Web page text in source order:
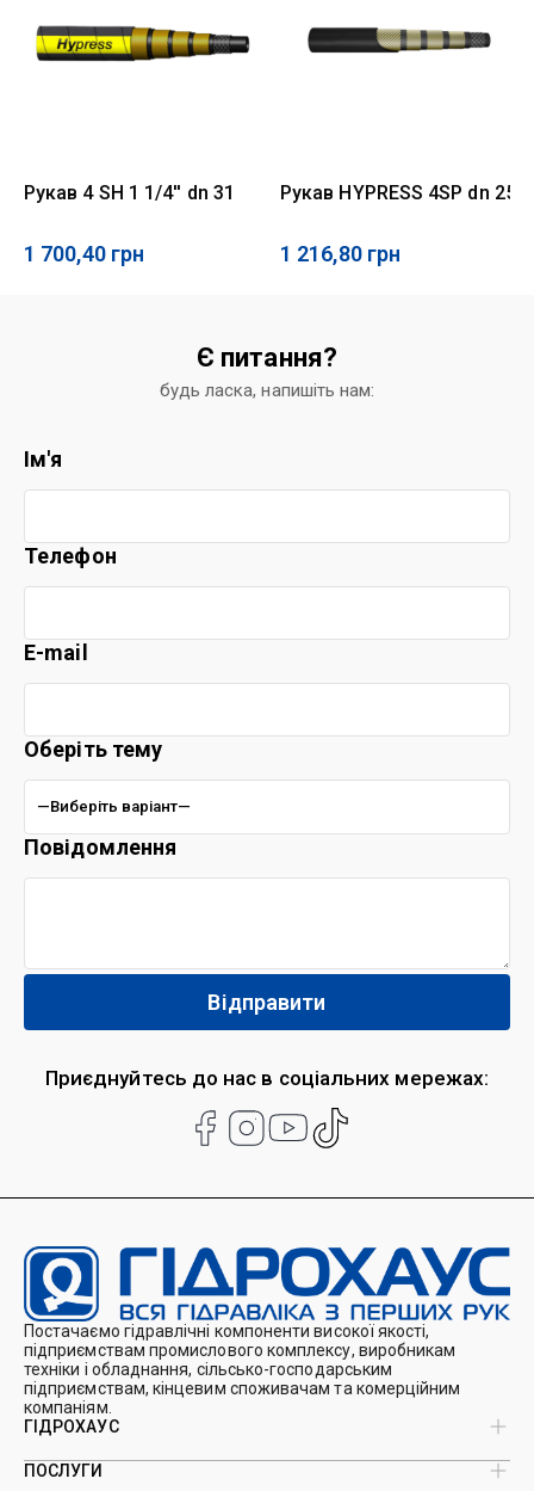
Рукав 4 SH 1 1/4'' dn 31
1 700,40 грн
Рукав HYPRESS 4SP dn 25
1 216,80 грн
Є питання?
будь ласка, напишіть нам:
Приєднуйтесь до нас в соціальних мережах:
Ім'я
Телефон
E-mail
Оберіть тему
Повідомлення
Постачаємо гідравлічні компоненти високої якості,
підприємствам промислового комплексу, виробникам
техніки і обладнання, сільсько-господарським
підприємствам, кінцевим споживачам та комерційним
компаніям.
ГІДРОХАУС
Про нас
ПОСЛУГИ